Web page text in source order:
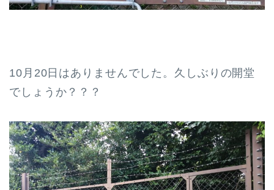
10月20日はありませんでした。久しぶりの開堂
でしょうか？？？